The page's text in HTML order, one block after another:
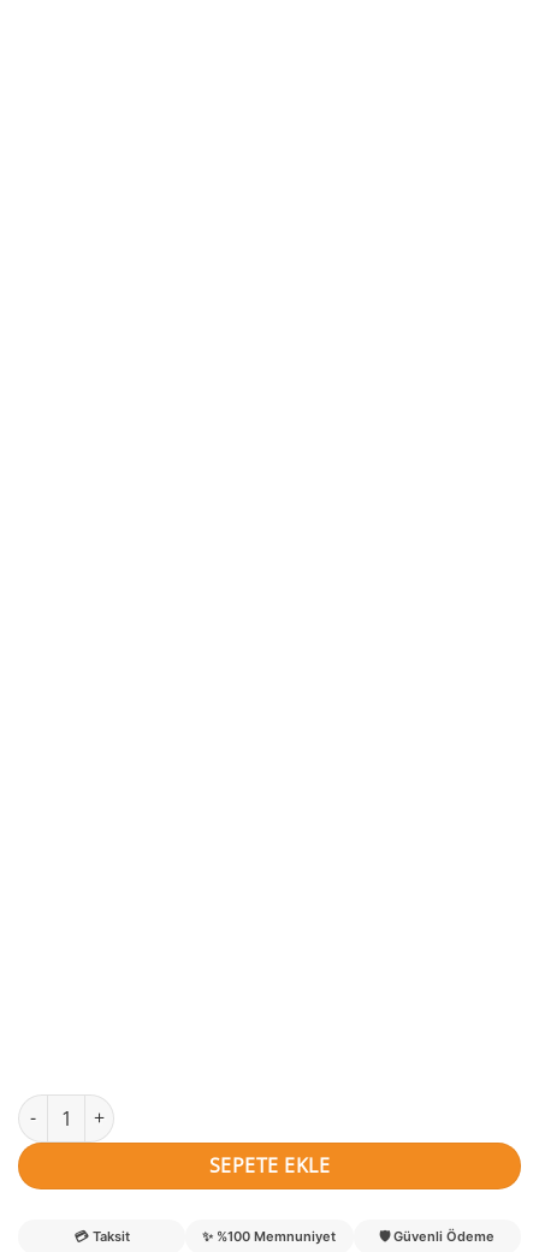
Yağız isimli SarıKanarya Kapı Süsü adet
SEPETE EKLE
💳 Taksit ✨ %100 Memnuniyet 🛡️ Güvenli Ödeme